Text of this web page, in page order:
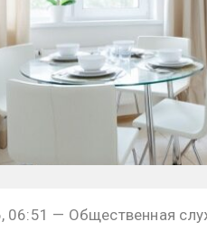
06:51 — Общественная